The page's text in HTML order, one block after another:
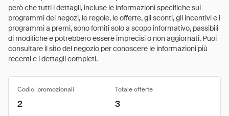
però che tutti i dettagli, incluse le informazioni specifiche sui
programmi dei negozi, le regole, le offerte, gli sconti, gli incentivi e i
programmi a premi, sono forniti solo a scopo informativo, passibili
di modifiche e potrebbero essere imprecisi o non aggiornati. Puoi
consultare il sito del negozio per conoscere le informazioni più
recenti e i dettagli completi.
Codici promozionali Totale offerte
2 3